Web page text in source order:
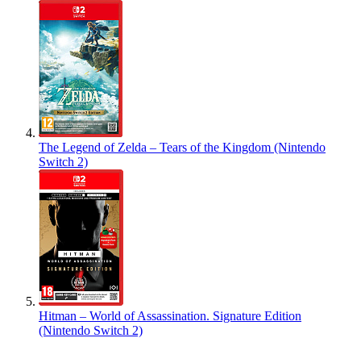
The Legend of Zelda – Tears of the Kingdom (Nintendo
Switch 2)
Hitman – World of Assassination. Signature Edition
(Nintendo Switch 2)